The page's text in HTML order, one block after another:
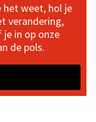
het weet, hol je
verandering,
je in op onze
de pols.